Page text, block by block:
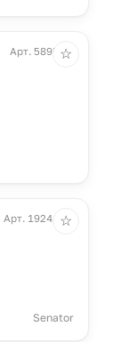
Арт. 5895.90
☆
Арт. 19241.40
Senator
☆